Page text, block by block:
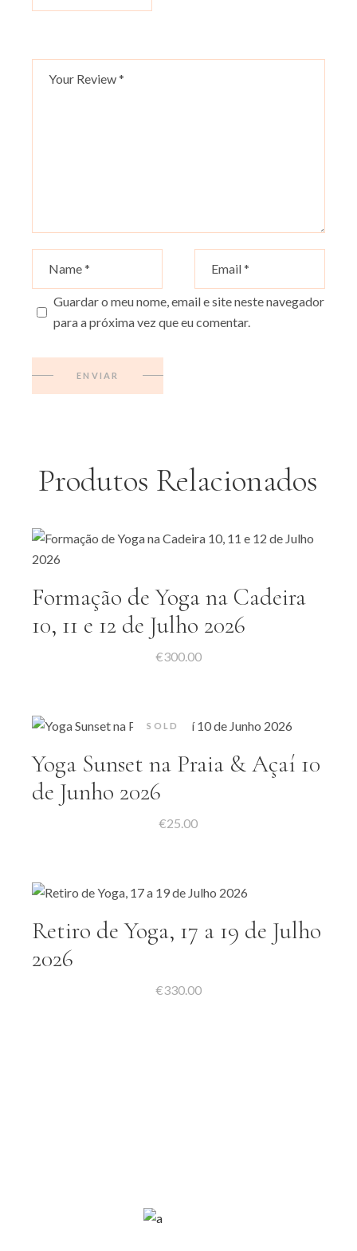
Guardar o meu nome, email e site neste navegador
para a próxima vez que eu comentar.
ENVIAR
Produtos Relacionados
Formação de Yoga na Cadeira
10, 11 e 12 de Julho 2026
€300.00
SOLD
Yoga Sunset na Praia & Açaí 10
de Junho 2026
€25.00
Retiro de Yoga, 17 a 19 de Julho
2026
€330.00